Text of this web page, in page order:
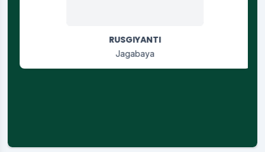
RUSGIYANTI
Jagabaya